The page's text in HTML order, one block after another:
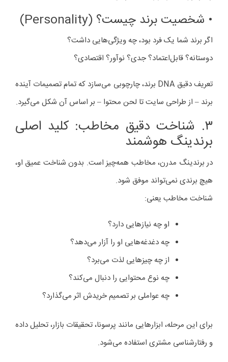
• شخصیت برند چیست؟ (Personality)
اگر برند شما یک فرد بود، چه ویژگی‌هایی داشت؟
دوستانه؟ قابل‌اعتماد؟ جدی؟ نوآور؟ اقتصادی؟
تعریف دقیق DNA برند، چارچوبی می‌سازد که تمام تصمیمات آینده
برند – از طراحی سایت تا لحن محتوا – بر اساس آن شکل می‌گیرد.
۳. شناخت دقیق مخاطب: کلید اصلی
برندینگ هوشمند
در برندینگ مدرن، مخاطب همه‌چیز است. بدون شناخت عمیق او،
هیچ برندی نمی‌تواند موفق شود.
شناخت مخاطب یعنی:
او چه نیازهایی دارد؟
چه دغدغه‌هایی او را آزار می‌دهد؟
از چه چیزهایی لذت می‌برد؟
چه نوع محتوایی را دنبال می‌کند؟
چه عواملی بر تصمیم خریدش اثر می‌گذارد؟
برای این مرحله، ابزارهایی مانند پرسونا، تحقیقات بازار، تحلیل داده
و رفتارشناسی مشتری استفاده می‌شود.